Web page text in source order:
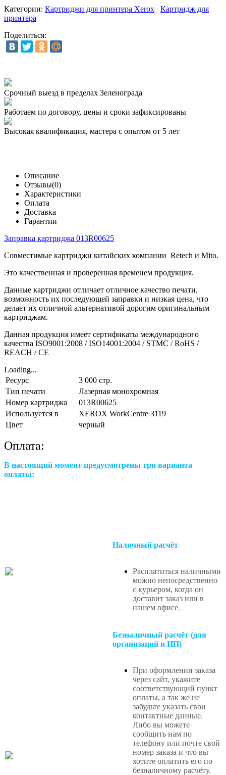
Категории: Картриджи для принтера Xerox
Картридж для
принтера
Поделиться:
Срочный выезд в пределах Зеленограда
Работаем по договору, цены и сроки зафиксированы
Высокая квалификация, мастера с опытом от 5 лет
Описание
Отзывы(0)
Характеристики
Оплата
Доставка
Гарантии
Заправка картриджа 013R00625
Совместимые картриджи китайских компании Retech и Mito.
Это качественная и проверенная временем продукция.
Данные картриджи отличает отличное качество печати,
возможность их последующей заправки и низкая цена, что
делает их отличной альтернативой дорогим оригинальным
картриджам.
Данная продукция имеет сертификаты международного
качества ISO9001:2008 / ISO14001:2004 / STMC / RoHS /
REACH / CE
Loading...
Ресурс
3 000 стр.
Тип печати
Лазерная монохромная
Номер картриджа
013R00625
Используется в
XEROX WorkCentre 3119
Цвет
черный
Оплата:
В настоящий момент предусмотрены три варианта
оплаты:
Наличный расчёт
Расплатиться наличными
можно непосредственно
с курьером, когда он
доставит заказ или в
нашем офисе.
Безналичный расчёт (для
организаций и ИП)
При оформлении заказа
через сайт, укажите
соответствующий пункт
оплаты, а так же не
забудьте указать свои
контактные данные.
Либо вы можете
сообщить нам по
телефону или почте свой
номер заказа и что вы
хотите оплатить его по
безналичному расчёту.